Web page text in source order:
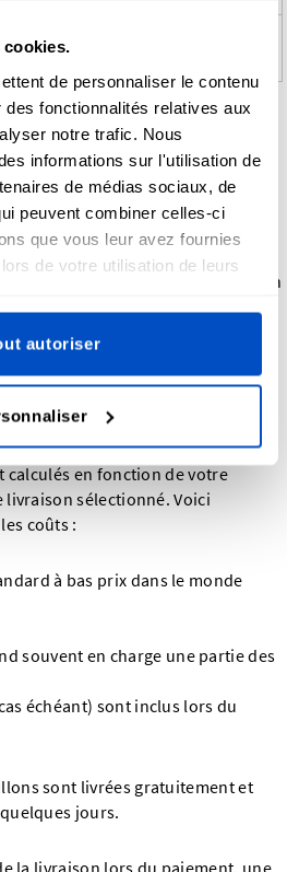
cookies.
de personnaliser le contenu
fonctionnalités relatives aux
notre trafic. Nous
informations sur l'utilisation de
de médias sociaux, de
peuvent combiner celles-ci
que vous leur avez fournies
de votre utilisation de leurs
autoriser
plus
communiqués par e-mail dès
verrez toutes les méthodes
délais de livraison exacts pour
peut vous faire gagner
de livraison, tandis que l'expédition
économique.
:
et transparents
calculés en fonction de votre
sélectionné. Voici
coûts :
à bas prix dans le monde
souvent en charge une partie des
échéant) sont inclus lors du
sont livrées gratuitement et
jours.